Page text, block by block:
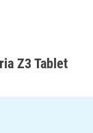
Z3 Tablet